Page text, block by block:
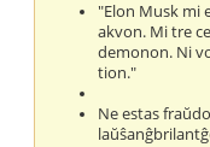
"Elon Musk mi
akvon. Mi tre
demonon. Ni
tion."
Ne estas